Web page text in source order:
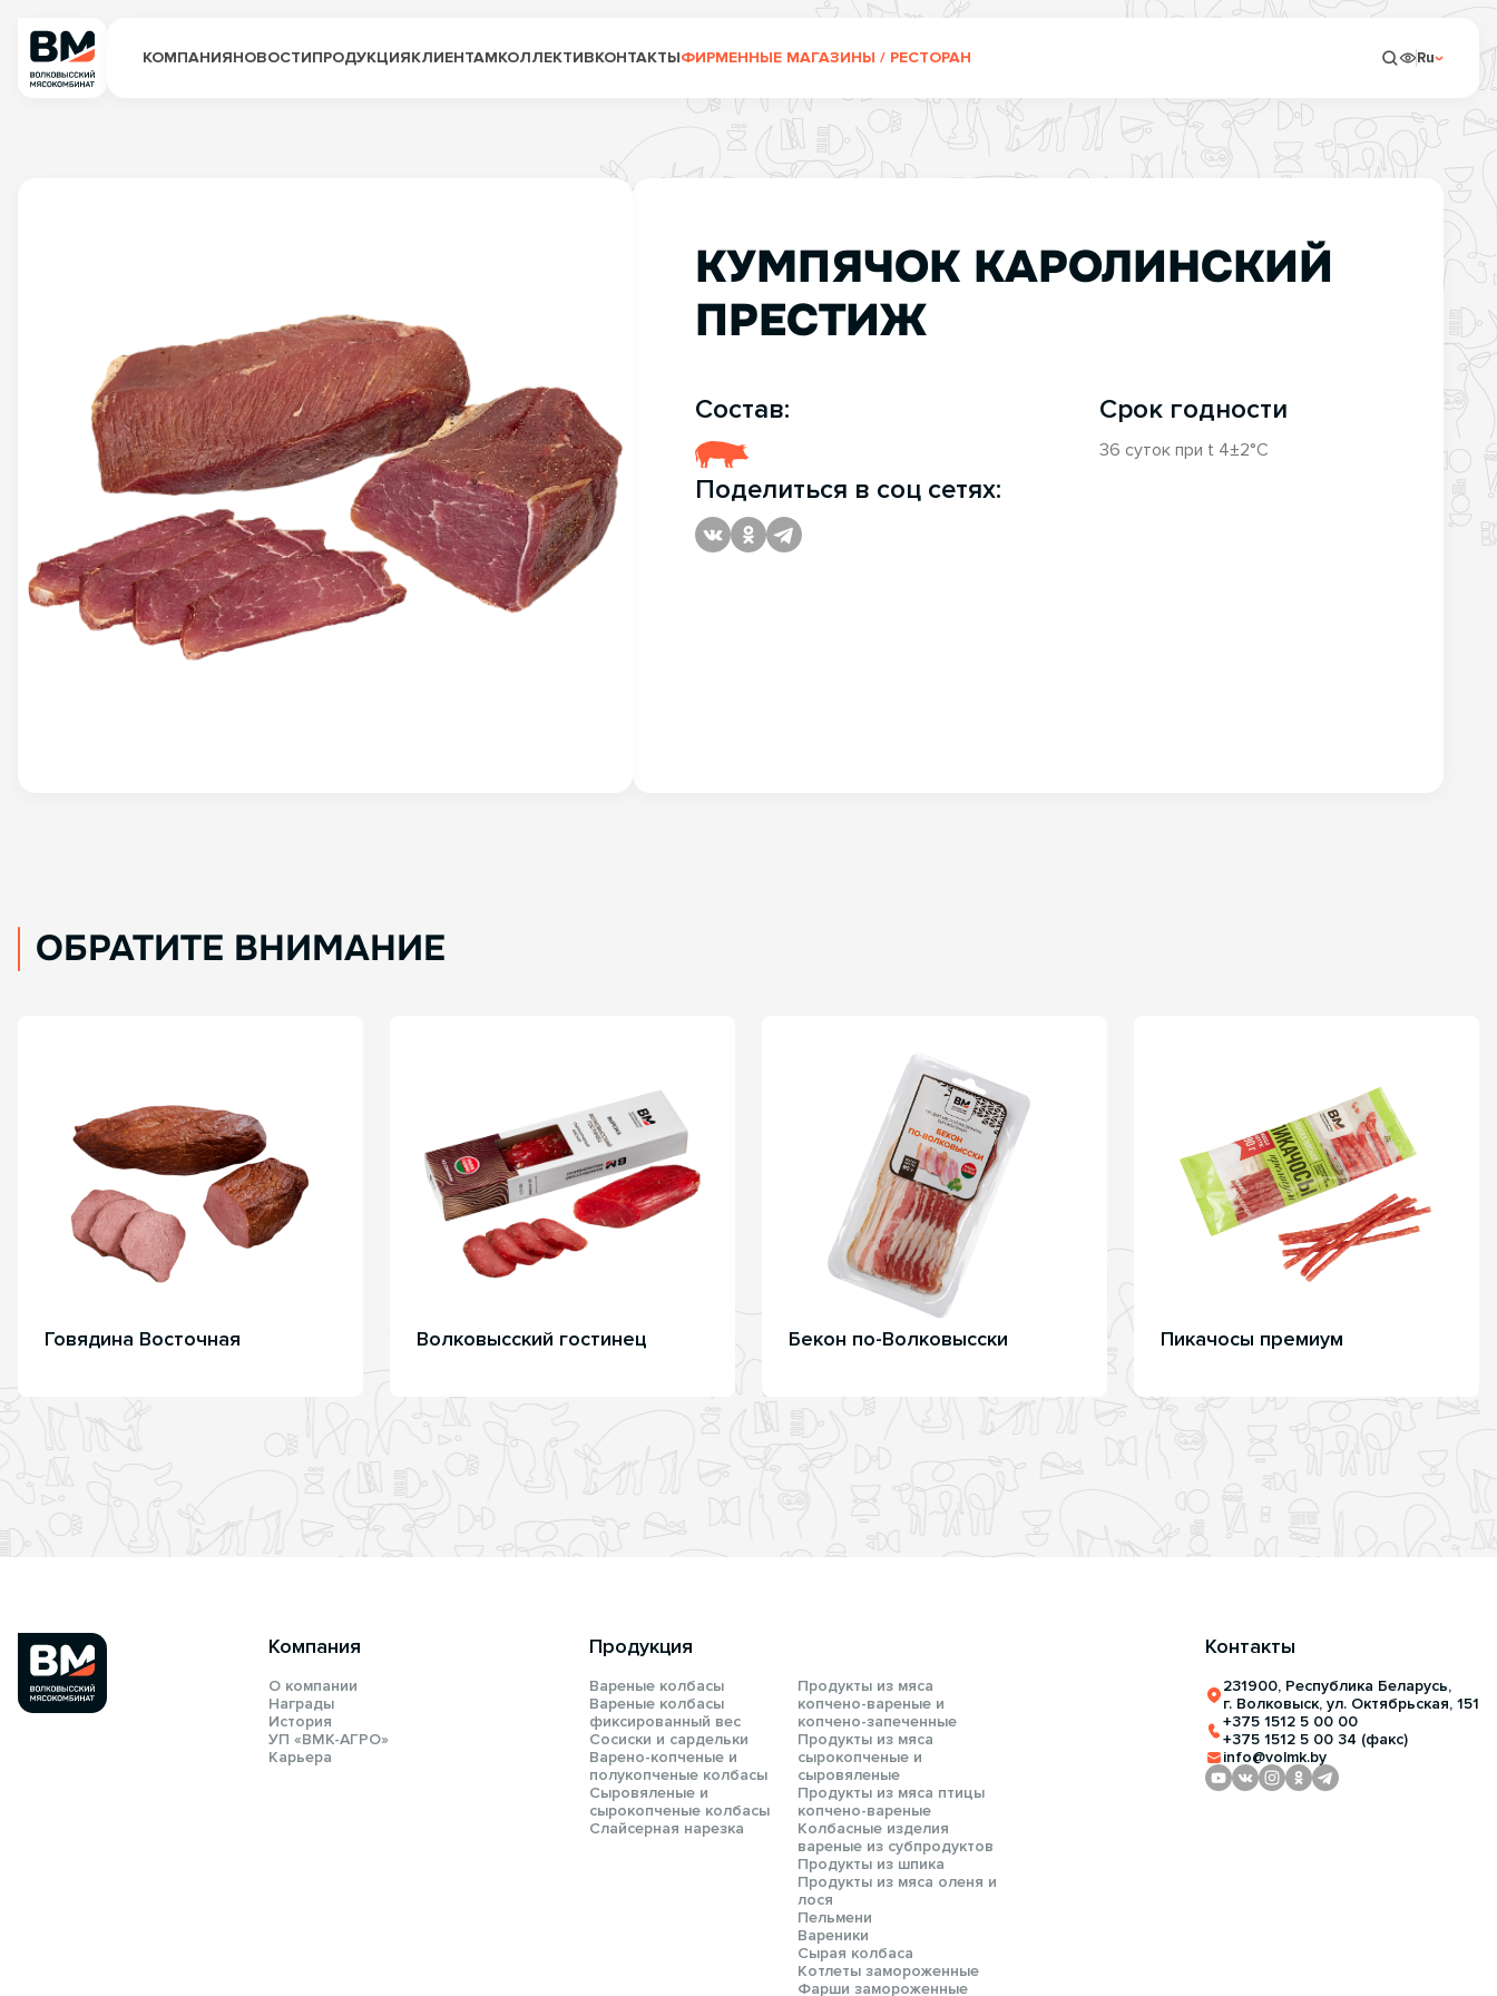
КОМПАНИЯНОВОСТИПРОДУКЦИЯКЛИЕНТАМКОЛЛЕКТИВКОНТАКТЫФИРМЕННЫЕ МАГАЗИНЫ / РЕСТОРАН Ru
КУМПЯЧОК КАРОЛИНСКИЙ
ПРЕСТИЖ
Состав: Срок годности
36 суток при t 4±2°С
Поделиться в соц сетях:
ОБРАТИТЕ ВНИМАНИЕ
Говядина Восточная Волковысский гостинец Бекон по-Волковысски Пикачосы премиум
Компания
О компании
Награды
История
УП «ВМК-АГРО»
Карьера
Продукция
Вареные колбасы
Вареные колбасы
фиксированный вес
Сосиски и сардельки
Варено-копченые и
полукопченые колбасы
Сыровяленые и
сырокопченые колбасы
Слайсерная нарезка
Продукты из мяса
копчено-вареные и
копчено-запеченные
Продукты из мяса
сырокопченые и
сыровяленые
Продукты из мяса птицы
копчено-вареные
Колбасные изделия
вареные из субпродуктов
Продукты из шпика
Продукты из мяса оленя и
лося
Пельмени
Вареники
Сырая колбаса
Котлеты замороженные
Фарши замороженные
Контакты
231900, Республика Беларусь,
г. Волковыск, ул. Октябрьская, 151
+375 1512 5 00 00
+375 1512 5 00 34 (факс)
info@volmk.by